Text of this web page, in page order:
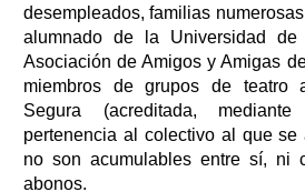
desempleados, familias
alumnado de la Universidad
Asociación de Amigos y Amigas
miembros de grupos de teatro
Segura (acreditada,
pertenencia al colectivo al que se
no son acumulables entre sí, ni
abonos.